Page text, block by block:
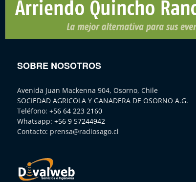
SOBRE NOSOTROS
Avenida Juan Mackenna 904, Osorno, Chile
SOCIEDAD AGRICOLA Y GANADERA DE OSORNO A.G.
Teléfono: +56 64 223 2160
Whatsapp: +56 9 57244942
Contacto: prensa@radiosago.cl